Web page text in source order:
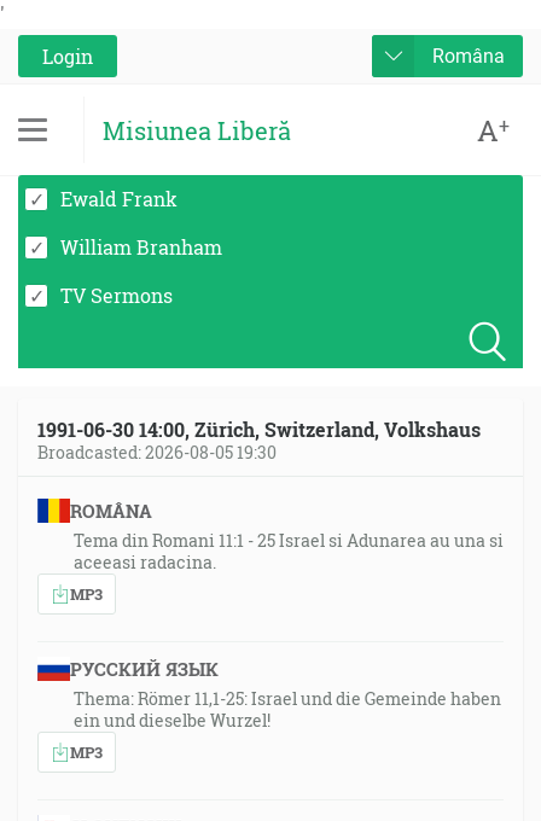
'
Login
Româna
Misiunea Liberă A+
Ewald Frank
William Branham
TV Sermons
1991-06-30 14:00, Zürich, Switzerland, Volkshaus
Broadcasted: 2026-08-05 19:30
ROMÂNA
Tema din Romani 11:1 - 25 Israel si Adunarea au una si
aceeasi radacina.
MP3
РУССКИЙ ЯЗЫК
Thema: Römer 11,1-25: Israel und die Gemeinde haben
ein und dieselbe Wurzel!
MP3